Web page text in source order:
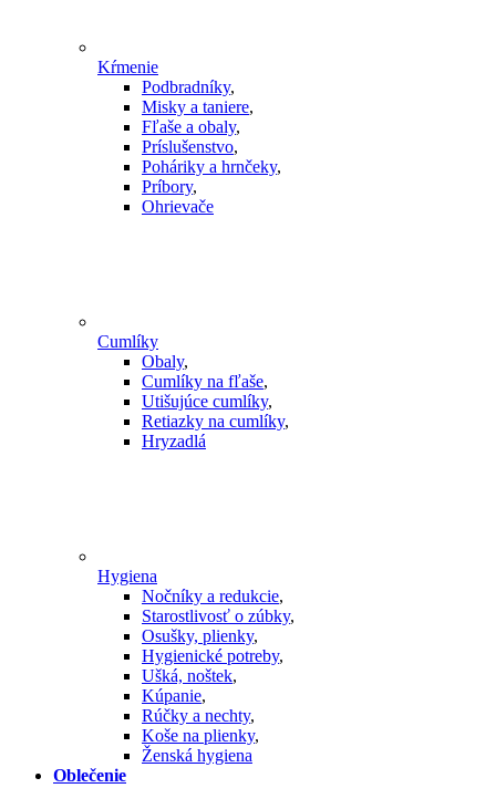
Kŕmenie
Podbradníky,
Misky a taniere,
Fľaše a obaly,
Príslušenstvo,
Poháriky a hrnčeky,
Príbory,
Ohrievače
Cumlíky
Obaly,
Cumlíky na fľaše,
Utišujúce cumlíky,
Retiazky na cumlíky,
Hryzadlá
Hygiena
Nočníky a redukcie,
Starostlivosť o zúbky,
Osušky, plienky,
Hygienické potreby,
Ušká, noštek,
Kúpanie,
Rúčky a nechty,
Koše na plienky,
Ženská hygiena
Oblečenie